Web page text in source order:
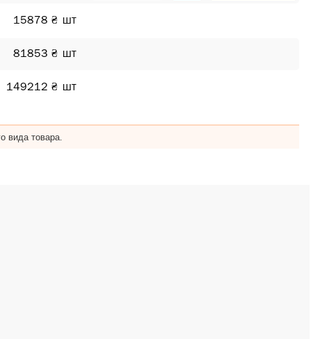
15878 ₴ шт
81853 ₴ шт
149212 ₴ шт
вида товара.